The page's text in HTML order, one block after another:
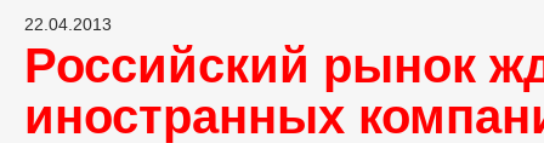
22.04.2013
Российский рынок
иностранных